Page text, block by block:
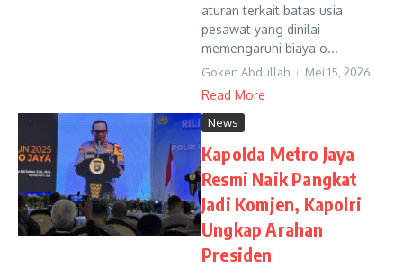
aturan terkait batas usia
pesawat yang dinilai
memengaruhi biaya o...
Goken Abdullah Mei 15, 2026
Read More
News
Kapolda Metro Jaya
Resmi Naik Pangkat
Jadi Komjen, Kapolri
Ungkap Arahan
Presiden